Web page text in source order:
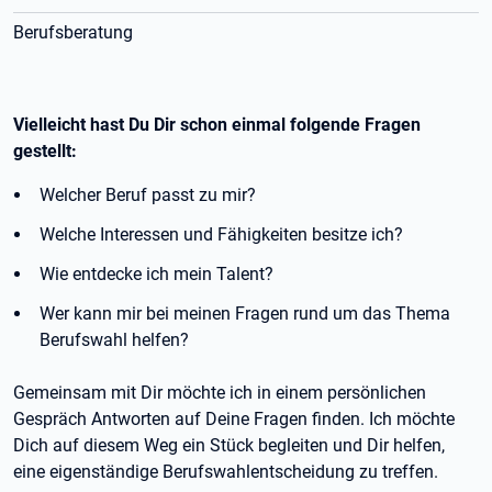
Berufsberatung
Vielleicht hast Du Dir schon einmal folgende Fragen
gestellt:
Welcher Beruf passt zu mir?
Welche Interessen und Fähigkeiten besitze ich?
Wie entdecke ich mein Talent?
Wer kann mir bei meinen Fragen rund um das Thema
Berufswahl helfen?
Gemeinsam mit Dir möchte ich in einem persönlichen
Gespräch Antworten auf Deine Fragen finden. Ich möchte
Dich auf diesem Weg ein Stück begleiten und Dir helfen,
eine eigenständige Berufswahlentscheidung zu treffen.